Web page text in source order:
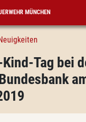
MÜNCHEN
Tag bei